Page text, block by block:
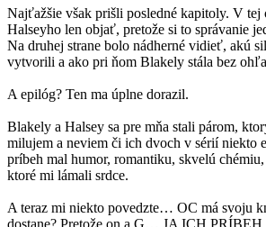
Najťažšie však prišli posledné kapitoly. V tej
Halseyho len objať, pretože si to správanie
Na druhej strane bolo nádherné vidieť, akú
vytvorili a ako pri ňom Blakely stála bez
A epilóg? Ten ma úplne dorazil.
Blakely a Halsey sa pre mňa stali párom,
milujem a neviem či ich dvoch v sérií niekto
príbeh mal humor, romantiku, skvelú
ktoré mi lámali srdce.
A teraz mi niekto povedzte… OC má svoju
dostane? Pretože on a G… JA ICH